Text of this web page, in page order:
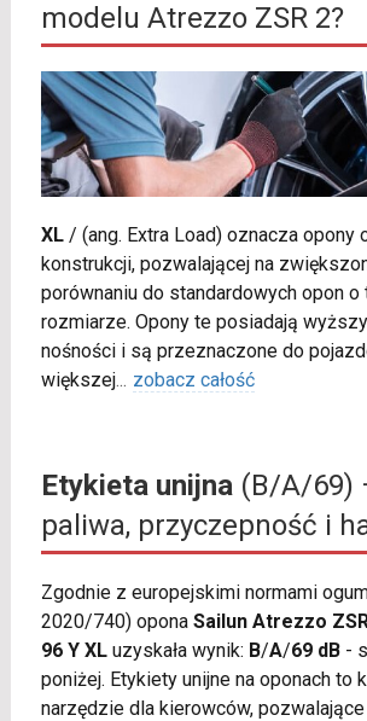
modelu Atrezzo ZSR 2?
XL/ (ang. Extra Load) oznacza opony
konstrukcji, pozwalającej na
porównaniu do standardowych opon o
rozmiarze. Opony te posiadają
nośności i są przeznaczone do
większej... zobacz całość
Etykieta unijna(B/A/69)
paliwa, przyczepność i
Zgodnie z europejskimi normami
2020/740) opona Sailun Atrezzo
96 Y XLuzyskała wynik: B/A/69 dB-
poniżej. Etykiety unijne na oponach to
narzędzie dla kierowców,